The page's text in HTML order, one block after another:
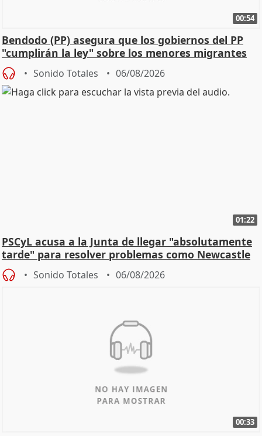
00:54
Bendodo (PP) asegura que los gobiernos del PP
"cumplirán la ley" sobre los menores migrantes
Sonido Totales 06/08/2026
01:22
PSCyL acusa a la Junta de llegar "absolutamente
tarde" para resolver problemas como Newcastle
Sonido Totales 06/08/2026
00:33